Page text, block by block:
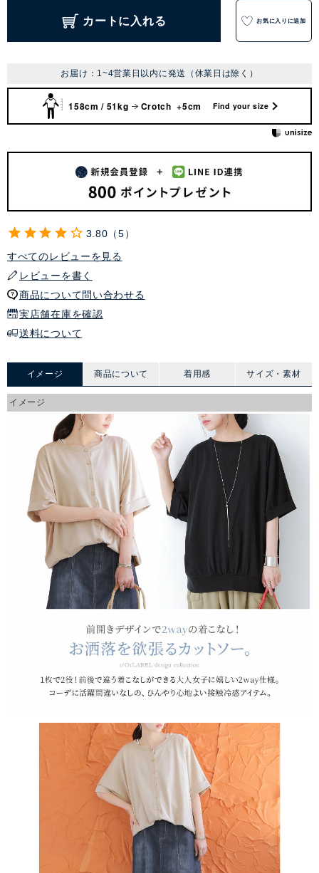
カートに入れる お気に入りに追加
お届け：1~4営業日以内に発送（休業日は除く）
158cm / 51kg Crotch +5cm Find your size
3.80
5
すべてのレビューを見る
レビューを書く
商品について問い合わせる
実店舗在庫を確認
送料について
イメージ 商品について 着用感 サイズ・素材
イメージ